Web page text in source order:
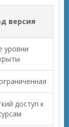
версия
уровни
доступ к